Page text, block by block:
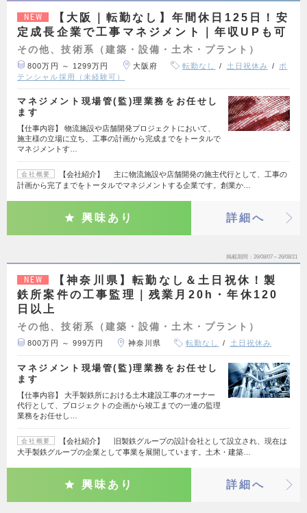
NEW
【大阪｜転勤なし】年間休日125日！安
定成長企業で工事マネジメント｜年収UPも可
その他、技術系（建築・設備・土木・プラント）
800万円 ～ 1299万円 大阪府 転勤なし 土日祝休み
ポ
テンシャル採用（未経験可）
マネジメント現場管(監)理業務をお任せし
ます
【仕事内容】 物流施設や店舗開発プロジェクトにおいて、
施主様の立場に立ち、工事の計画から完成までをトータルで
マネジメントす…
会社概要
【会社紹介】 主に物流施設や店舗開発の施主代行として、工事の
計画から完了までをトータルでマネジメントする企業です。創業か…
興味あり 詳細へ
掲載期間 26/08/07～26/08/21
NEW
【神奈川県】転勤なし＆土日祝休！製
鉄所案件の工事監理｜残業月20h・年休120
日以上
その他、技術系（建築・設備・土木・プラント）
800万円 ～ 999万円 神奈川県 転勤なし 土日祝休み
マネジメント現場管(監)理業務をお任せし
ます
【仕事内容】 大手製鉄所における土木建設工事のオーナー
代行として、プロジェクトの企画から竣工までの一連の監理
業務をお任せし…
会社概要
【会社紹介】 旧製鉄グループの設計会社として設立され、現在は
大手製鉄グループの企業として事業を展開しています。土木・建築…
興味あり 詳細へ